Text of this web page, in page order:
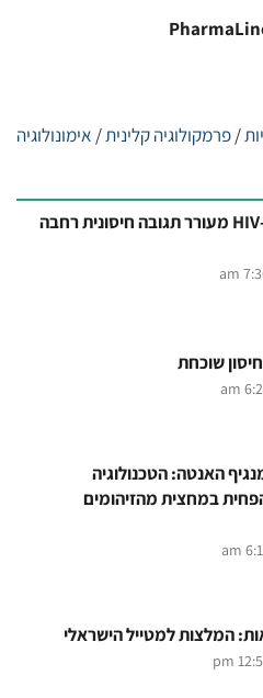
/פרמקולוגיה קלינית/ אימונולוגיה
חיסון חדש ל-HIV מעורר תגובה חיסונית רחבה
שוכחת
האנטה: הטכנולוגיה
במחצית מהזיהומים
המלצות למטייל הישראלי